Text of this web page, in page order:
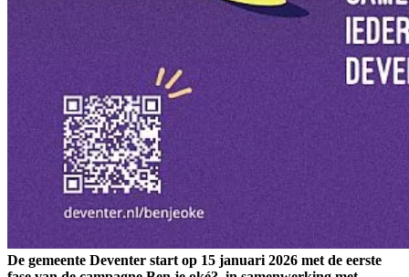
De gemeente Deventer start op 15 januari 2026 met de eerste